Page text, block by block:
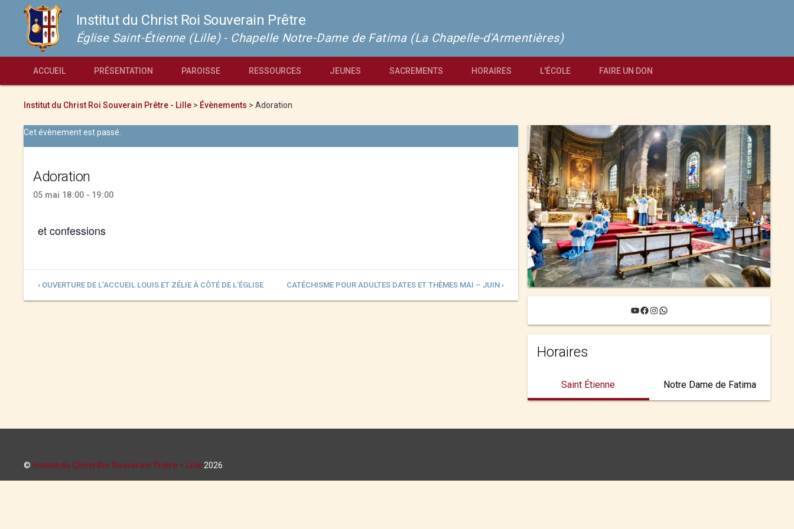
Institut du Christ Roi Souverain Prêtre
Église Saint-Étienne (Lille) - Chapelle Notre-Dame de Fatima (La Chapelle-d'Armentières)
ACCUEIL PRÉSENTATION PAROISSE RESSOURCES JEUNES SACREMENTS HORAIRES L'ÉCOLE FAIRE UN DON
Institut du Christ Roi Souverain Prêtre - Lille > Évènements > Adoration
Cet évènement est passé.
Adoration
05 mai 18:00 - 19:00
et confessions
‹ OUVERTURE DE L’ACCUEIL LOUIS ET ZÉLIE À CÔTÉ DE L’ÉGLISE CATÉCHISME POUR ADULTES DATES ET THÈMES MAI – JUIN ›
YouTube
Facebook
Instagram
WhatsApp
Horaires
Saint Étienne Notre Dame de Fatima
© Institut du Christ Roi Souverain Prêtre – Lille 2026